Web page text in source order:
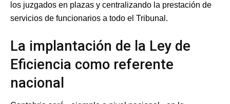
los juzgados en plazas y centralizando la prestación de
servicios de funcionarios a todo el Tribunal.
La implantación de la Ley de
Eficiencia como referente
nacional